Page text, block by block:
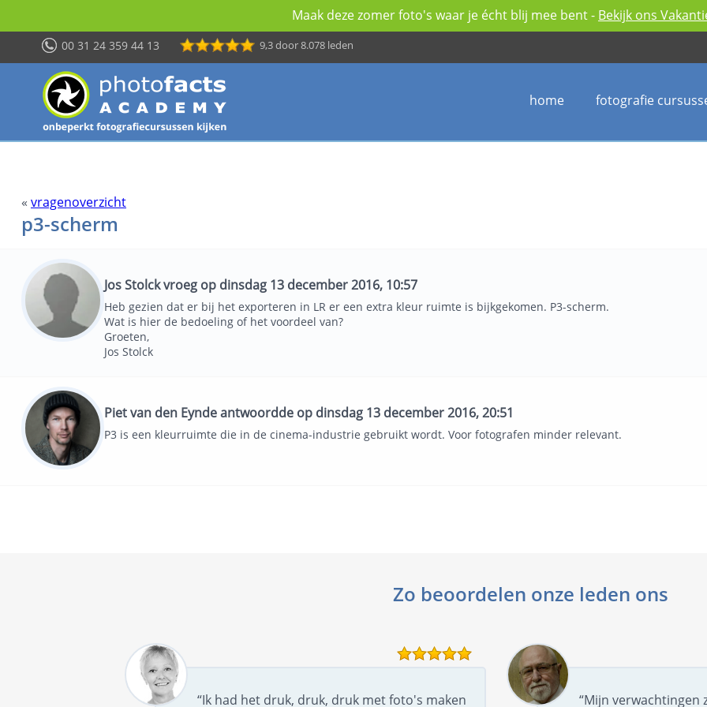
Maak deze zomer foto's waar je écht blij mee bent - Bekijk ons
00 31 24 359 44 13 9,3door 8.078 leden
fotografie
home
« vragenoverzicht
p3-scherm
Jos Stolck vroeg op dinsdag 13 december 2016, 10:57
Heb gezien dat er bij het exporteren in LR er een extra kleur ruimte is bijkgekomen. P3-scherm.
Wat is hier de bedoeling of het voordeel van?
Groeten,
Jos Stolck
Piet van den Eynde antwoordde op dinsdag 13 december 2016, 20:51
P3 is een kleurruimte die in de cinema-industrie gebruikt wordt. Voor fotografen minder relevant.
Zo beoordelen onze leden ons
“Ik had het druk, druk, druk met foto's maken
“Mijn verwachtingen